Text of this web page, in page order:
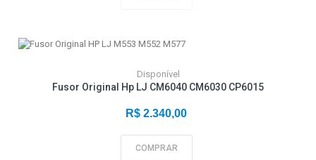
Disponível
Fusor Original Hp LJ CM6040 CM6030 CP6015
R$ 2.340,00
COMPRAR